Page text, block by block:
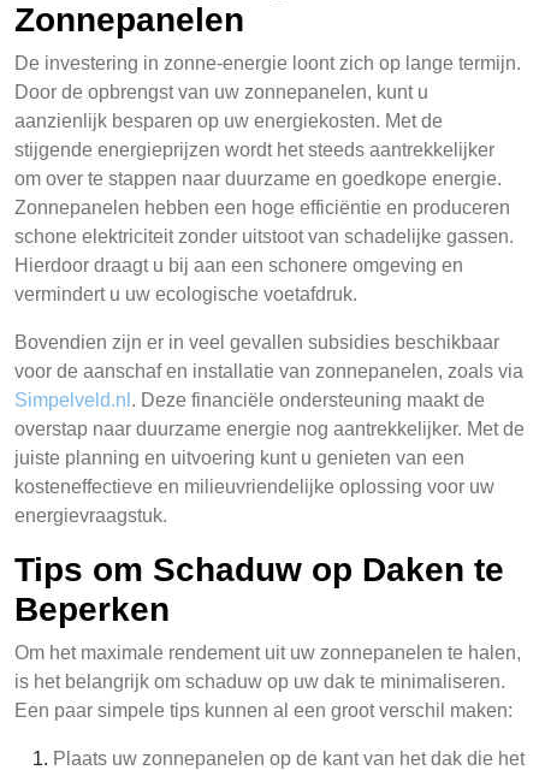
Zonnepanelen
De investering in zonne-energie loont zich op lange termijn.
Door de opbrengst van uw zonnepanelen, kunt u
aanzienlijk besparen op uw energiekosten. Met de
stijgende energieprijzen wordt het steeds aantrekkelijker
om over te stappen naar duurzame en goedkope energie.
Zonnepanelen hebben een hoge efficiëntie en produceren
schone elektriciteit zonder uitstoot van schadelijke gassen.
Hierdoor draagt u bij aan een schonere omgeving en
vermindert u uw ecologische voetafdruk.
Bovendien zijn er in veel gevallen subsidies beschikbaar
voor de aanschaf en installatie van zonnepanelen, zoals via
Simpelveld.nl . Deze financiële ondersteuning maakt de
overstap naar duurzame energie nog aantrekkelijker. Met de
juiste planning en uitvoering kunt u genieten van een
kosteneffectieve en milieuvriendelijke oplossing voor uw
energievraagstuk.
Tips om Schaduw op Daken te
Beperken
Om het maximale rendement uit uw zonnepanelen te halen,
is het belangrijk om schaduw op uw dak te minimaliseren.
Een paar simpele tips kunnen al een groot verschil maken:
Plaats uw zonnepanelen op de kant van het dak die het